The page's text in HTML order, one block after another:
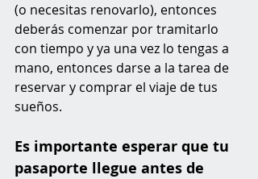
(o necesitas renovarlo), entonces
deberás comenzar por tramitarlo
con tiempo y ya una vez lo tengas a
mano, entonces darse a la tarea de
reservar y comprar el viaje de tus
sueños.
Es importante esperar que tu
pasaporte llegue antes de